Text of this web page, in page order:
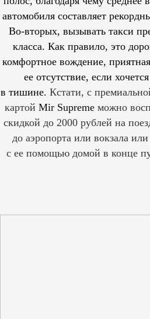
автомобиля составляет
Во-вторых, вызывать такси
класса. Как правило, это
комфортное вождение,
ее отсутствие, если
в тишине. Кстати, с
картой Mir Supreme можно
скидкой до 2000 рублей на
до аэропорта или вокзала
с ее помощью домой в конце